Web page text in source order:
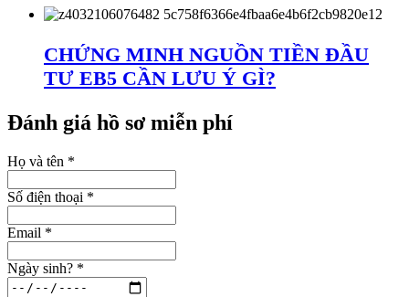
CHỨNG MINH NGUỒN TIỀN ĐẦU
TƯ EB5 CẦN LƯU Ý GÌ?
Đánh giá hồ sơ miễn phí
Họ và tên *
Số điện thoại *
Email *
Ngày sinh? *